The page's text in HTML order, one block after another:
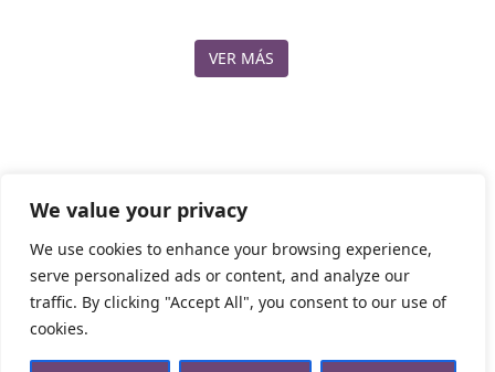
We value your privacy
We use cookies to enhance your browsing experience,
serve personalized ads or content, and analyze our
traffic. By clicking "Accept All", you consent to our use of
cookies.
VER MÁS
Posts
navigation
1 2 3 … 7
Tienda Esotérica Online – Librería Esotérica,Proudly
powered by WordPress.
Privacidad
Aviso Legal Cookies Web